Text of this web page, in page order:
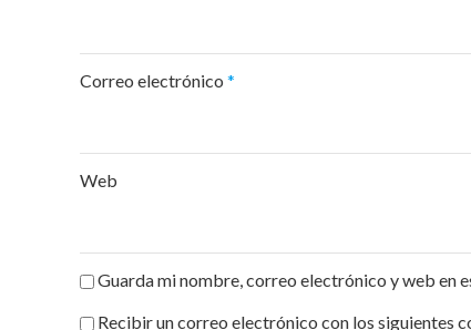
Correo electrónico *
Web
Guarda mi nombre, correo electrónico y web en
Recibir un correo electrónico con los siguientes